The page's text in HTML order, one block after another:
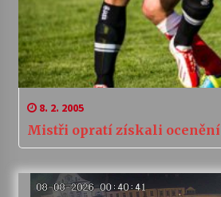
8. 2. 2005
Mistři opratí získali ocenění